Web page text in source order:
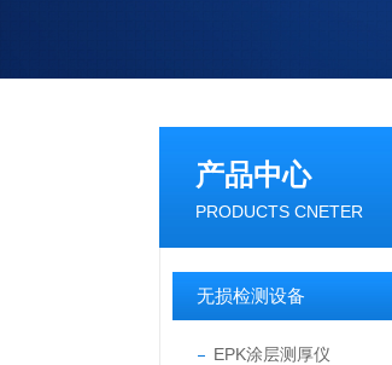
产品中心
PRODUCTS CNETER
无损检测设备
EPK涂层测厚仪